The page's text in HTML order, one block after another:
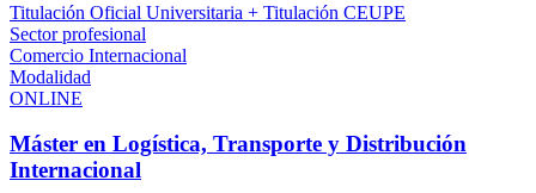
Titulación Oficial Universitaria + Titulación CEUPE
Sector profesional
Comercio Internacional
Modalidad
ONLINE
Máster en Logística, Transporte y Distribución
Internacional